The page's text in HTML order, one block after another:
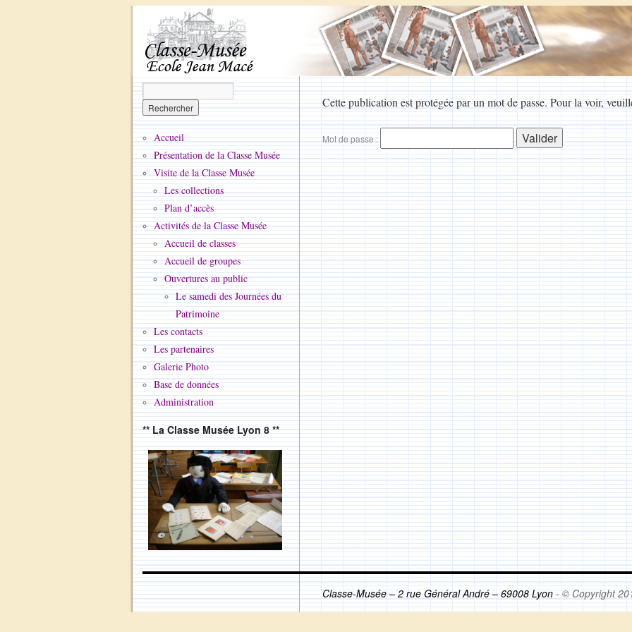
Cette publication est protégée par un mot de passe. Pour la voir,
Mot de passe :
Accueil
Présentation de la Classe Musée
Visite de la Classe Musée
Les collections
Plan d’accès
Activités de la Classe Musée
Accueil de classes
Accueil de groupes
Ouvertures au public
Le samedi des Journées du
Patrimoine
Les contacts
Les partenaires
Galerie Photo
Base de données
Administration
** La Classe Musée Lyon 8 **
Classe-Musée – 2 rue Général André – 69008 Lyon- © Copyright